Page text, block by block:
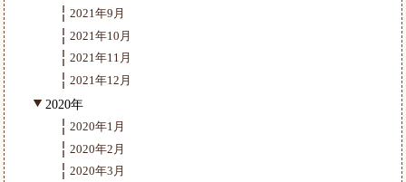
2021年9月
2021年10月
2021年11月
2021年12月
2020年
2020年1月
2020年2月
2020年3月